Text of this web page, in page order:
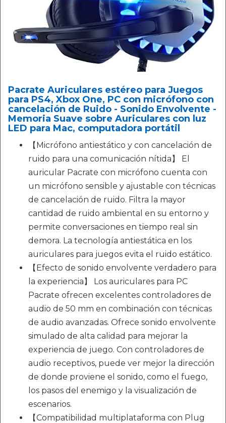
Pacrate Auriculares estéreo para Juegos
para PS4, Xbox One, PC con micrófono con
cancelación de Ruido - Sonido Envolvente -
Memoria Suave sobre Auriculares con luz
LED para Mac, computadora portátil
【Micrófono antiestático y con cancelación de
ruido para una comunicación nítida】 El
auricular Pacrate con micrófono cuenta con
un micrófono sensible y ajustable con técnicas
de cancelación de ruido. Filtra la mayor
cantidad de ruido ambiental en su entorno y
permite conversaciones en tiempo real sin
demora. La tecnología antiestática en los
auriculares para juegos evita el ruido estático.
【Efecto de sonido envolvente verdadero para
la experiencia】 Los auriculares para PC
Pacrate ofrecen excelentes controladores de
audio de 50 mm en combinación con técnicas
de audio avanzadas. Ofrece sonido envolvente
simulado de alta calidad para mejorar la
experiencia de juego. Con controladores de
audio receptivos, puede ver mejor la dirección
de donde proviene el sonido, como el fuego,
los pasos del enemigo y la visualización de
escenarios.
【Compatibilidad multiplataforma con Plug